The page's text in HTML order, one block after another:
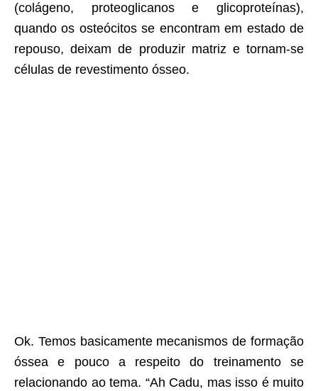
(colágeno, proteoglicanos e glicoproteínas),
quando os osteócitos se encontram em estado de
repouso, deixam de produzir matriz e tornam-se
células de revestimento ósseo.
Ok. Temos basicamente mecanismos de formação
óssea e pouco a respeito do treinamento se
relacionando ao tema. “Ah Cadu, mas isso é muito